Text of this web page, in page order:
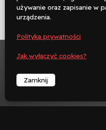

︁
︁
używanie oraz zapisanie w
urządzenia.
Polityka prywatności
Jak wyłączyć cookies?
Zamknij